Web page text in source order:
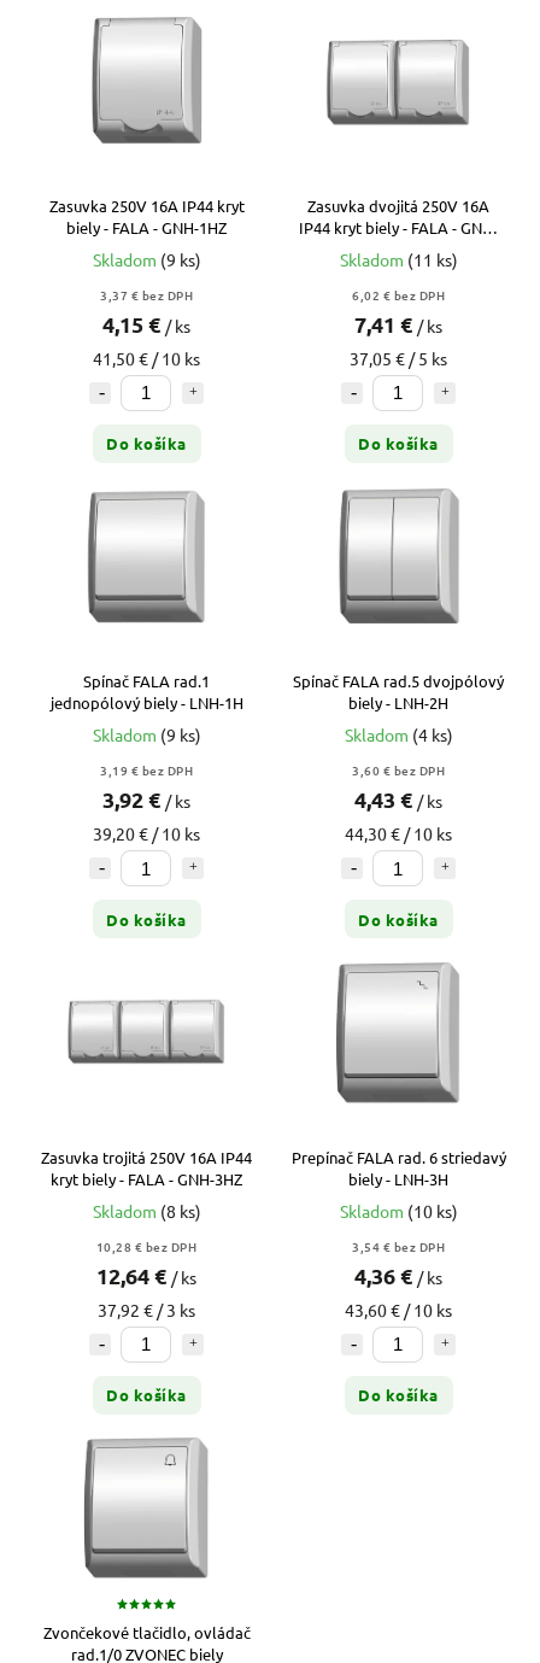
Abecedne
Zasuvka 250V 16A IP44 kryt
biely - FALA - GNH-1HZ
Skladom (9 ks)
3,37 € bez DPH
4,15 € / ks
41,50 € / 10 ks
Do košíka
Zasuvka dvojitá 250V 16A
IP44 kryt biely - FALA - GNH-
2HZ
Skladom (11 ks)
6,02 € bez DPH
7,41 € / ks
37,05 € / 5 ks
Do košíka
Spínač FALA rad.1
jednopólový biely - LNH-1H
Skladom (9 ks)
3,19 € bez DPH
3,92 € / ks
39,20 € / 10 ks
Do košíka
Spínač FALA rad.5 dvojpólový
biely - LNH-2H
Skladom (4 ks)
3,60 € bez DPH
4,43 € / ks
44,30 € / 10 ks
Do košíka
Zasuvka trojitá 250V 16A IP44
kryt biely - FALA - GNH-3HZ
Skladom (8 ks)
10,28 € bez DPH
12,64 € / ks
37,92 € / 3 ks
Do košíka
Prepínač FALA rad. 6 striedavý
biely - LNH-3H
Skladom (10 ks)
3,54 € bez DPH
4,36 € / ks
43,60 € / 10 ks
Do košíka
Zvončekové tlačidlo, ovládač
rad.1/0 ZVONEC biely